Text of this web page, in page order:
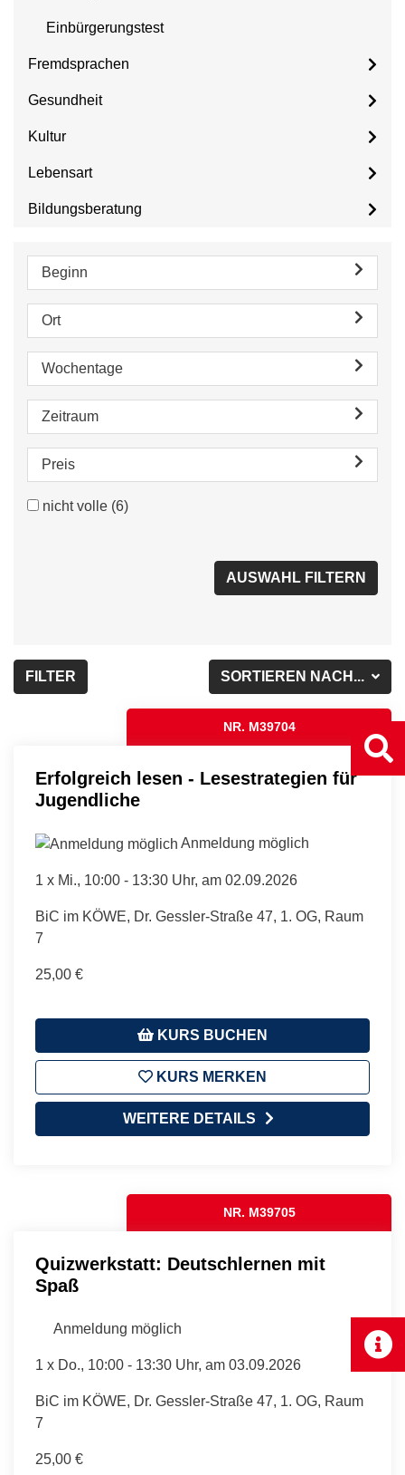
Einbürgerungstest
Fremdsprachen
Gesundheit
Kultur
Lebensart
Bildungsberatung
Beginn
Ort
Wochentage
Zeitraum
Preis
nicht volle (6)
SORTIEREN NACH...
FILTER
NR. M39704
Erfolgreich lesen - Lesestrategien für
Jugendliche
Anmeldung möglich
1 x Mi., 10:00 - 13:30 Uhr, am 02.09.2026
BiC im KÖWE, Dr. Gessler-Straße 47, 1. OG, Raum
7
25,00 €
KURS BUCHEN
KURS MERKEN
WEITERE DETAILS
NR. M39705
Quizwerkstatt: Deutschlernen mit
Spaß
Anmeldung möglich
1 x Do., 10:00 - 13:30 Uhr, am 03.09.2026
BiC im KÖWE, Dr. Gessler-Straße 47, 1. OG, Raum
7
25,00 €